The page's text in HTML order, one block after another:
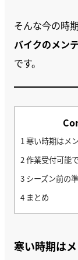
そんな今の時期
バイクのメン
です。
1寒い時期はメ
2作業受付可能
3 シーズン前の
4 まとめ
寒い時期は